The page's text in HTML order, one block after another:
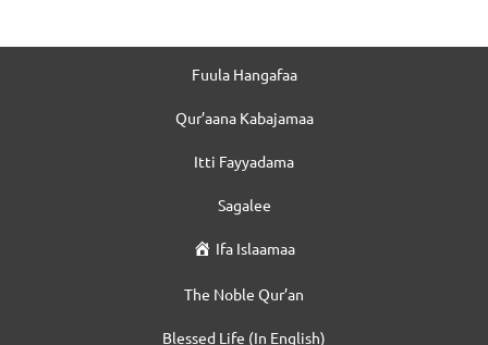
Fuula Hangafaa
Qur’aana Kabajamaa
Itti Fayyadama
Sagalee
Ifa Islaamaa
The Noble Qur’an
Blessed Life (In English)